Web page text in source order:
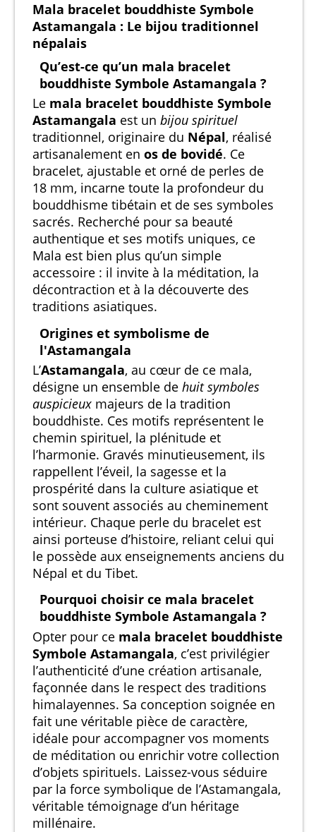
Mala bracelet bouddhiste Symbole
Astamangala : Le bijou traditionnel
népalais
Qu’est-ce qu’un mala bracelet
bouddhiste Symbole Astamangala ?
Le mala bracelet bouddhiste Symbole
Astamangala est un bijou spirituel
traditionnel, originaire du Népal, réalisé
artisanalement en os de bovidé. Ce
bracelet, ajustable et orné de perles de
18 mm, incarne toute la profondeur du
bouddhisme tibétain et de ses symboles
sacrés. Recherché pour sa beauté
authentique et ses motifs uniques, ce
Mala est bien plus qu’un simple
accessoire : il invite à la méditation, la
décontraction et à la découverte des
traditions asiatiques.
Origines et symbolisme de
l'Astamangala
L’Astamangala, au cœur de ce mala,
désigne un ensemble de huit symboles
auspicieux majeurs de la tradition
bouddhiste. Ces motifs représentent le
chemin spirituel, la plénitude et
l’harmonie. Gravés minutieusement, ils
rappellent l’éveil, la sagesse et la
prospérité dans la culture asiatique et
sont souvent associés au cheminement
intérieur. Chaque perle du bracelet est
ainsi porteuse d’histoire, reliant celui qui
le possède aux enseignements anciens du
Népal et du Tibet.
Pourquoi choisir ce mala bracelet
bouddhiste Symbole Astamangala ?
Opter pour ce mala bracelet bouddhiste
Symbole Astamangala, c’est privilégier
l’authenticité d’une création artisanale,
façonnée dans le respect des traditions
himalayennes. Sa conception soignée en
fait une véritable pièce de caractère,
idéale pour accompagner vos moments
de méditation ou enrichir votre collection
d’objets spirituels. Laissez-vous séduire
par la force symbolique de l’Astamangala,
véritable témoignage d’un héritage
millénaire.